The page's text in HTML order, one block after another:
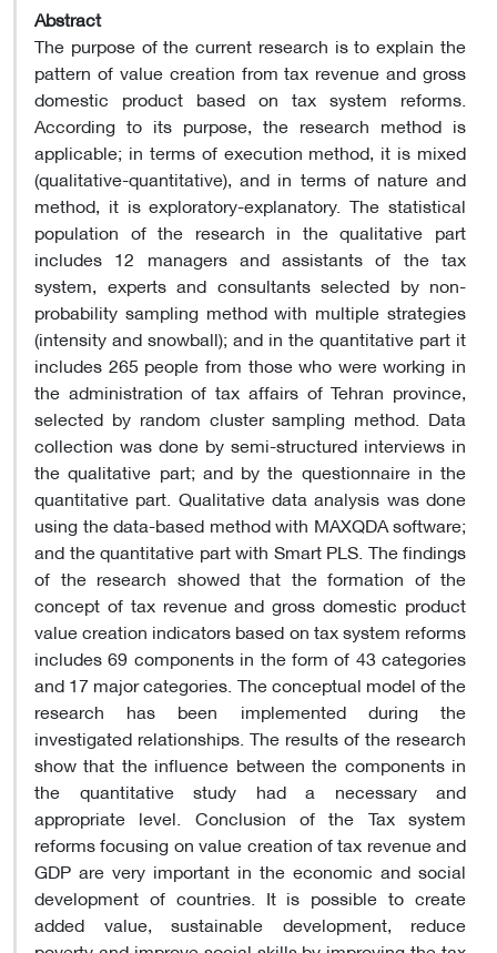
Abstract
The purpose of the current research is to explain the
pattern of value creation from tax revenue and gross
domestic product based on tax system reforms.
According to its purpose, the research method is
applicable; in terms of execution method, it is mixed
(qualitative-quantitative), and in terms of nature and
method, it is exploratory-explanatory. The statistical
population of the research in the qualitative part
includes 12 managers and assistants of the tax
system, experts and consultants selected by non-
probability sampling method with multiple strategies
(intensity and snowball); and in the quantitative part it
includes 265 people from those who were working in
the administration of tax affairs of Tehran province,
selected by random cluster sampling method. Data
collection was done by semi-structured interviews in
the qualitative part; and by the questionnaire in the
quantitative part. Qualitative data analysis was done
using the data-based method with MAXQDA software;
and the quantitative part with Smart PLS. The findings
of the research showed that the formation of the
concept of tax revenue and gross domestic product
value creation indicators based on tax system reforms
includes 69 components in the form of 43 categories
and 17 major categories. The conceptual model of the
research has been implemented during the
investigated relationships. The results of the research
show that the influence between the components in
the quantitative study had a necessary and
appropriate level. Conclusion of the Tax system
reforms focusing on value creation of tax revenue and
GDP are very important in the economic and social
development of countries. It is possible to create
added value, sustainable development, reduce